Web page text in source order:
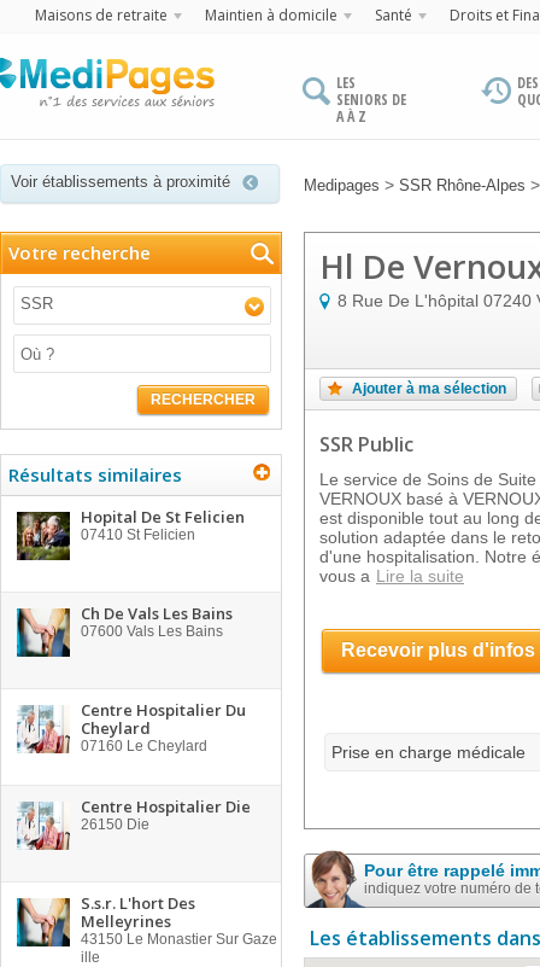
Maisons de retraite Maintien à domicile Santé Droits et
LES
SENIORS DE
A À Z
Voir établissements à proximité Medipages > SSR Rhône-Alpes
Votre recherche
SSR
RECHERCHER
Résultats similaires
Hopital De St Felicien
07410 St Felicien
Ch De Vals Les Bains
07600 Vals Les Bains
Centre Hospitalier Du
Cheylard
07160 Le Cheylard
Centre Hospitalier Die
26150 Die
S.s.r. L'hort Des
Melleyrines
43150 Le Monastier Sur Gaze
ille
Hl De
8 Rue De L'hôpital 07240
Ajouter à ma sélection
SSR Public
Le service de Soins de
VERNOUX basé à
est disponible tout au long
solution adaptée dans le
d'une hospitalisation. Notre
vous a Lire la suite
Recevoir plus d'infos
Prise en charge médicale
Pour être rappelé
indiquez votre numéro de
Les établissements